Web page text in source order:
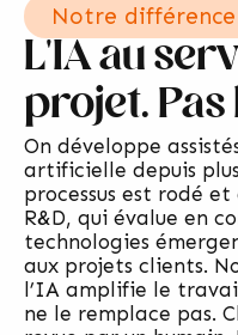
Notre différence
L'IA au
projet.
On développe
artificielle depuis
processus est rodé
R&D, qui évalue en
technologies
aux projets clients.
l’IA amplifie le
ne le remplace pas.